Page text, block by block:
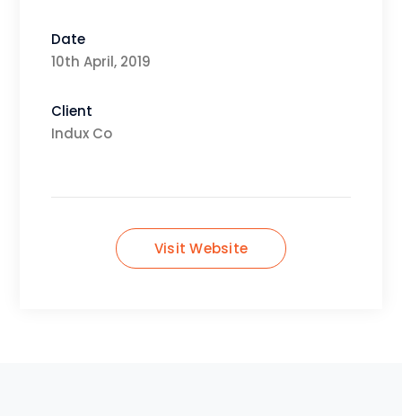
Date
10th April, 2019
Client
Indux Co
Visit Website